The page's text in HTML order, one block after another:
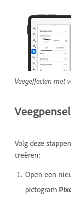
Veegeffecten met
Volg deze
creëren:
Open een
pictogram